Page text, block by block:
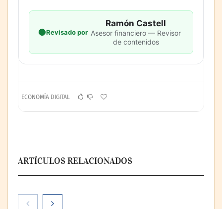
Revisado por
Ramón Castell
Asesor financiero — Revisor
de contenidos
ECONOMÍA DIGITAL
ARTÍCULOS RELACIONADOS
NOVA: innovación y diseño que